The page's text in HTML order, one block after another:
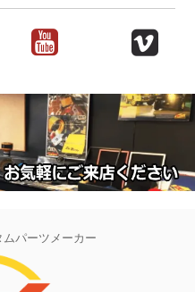
パーツメーカー